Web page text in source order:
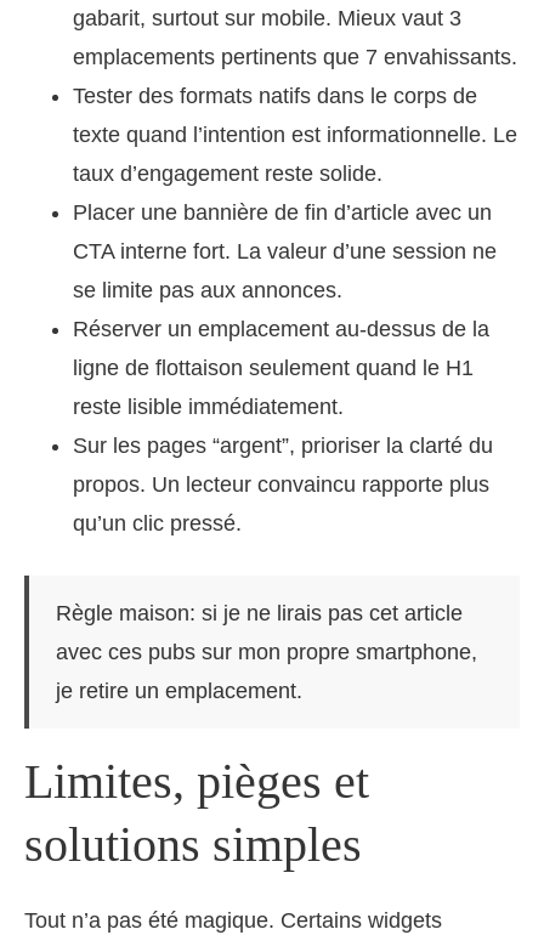
gabarit, surtout sur mobile. Mieux vaut 3
emplacements pertinents que 7 envahissants.
Tester des formats natifs dans le corps de
texte quand l’intention est informationnelle. Le
taux d’engagement reste solide.
Placer une bannière de fin d’article avec un
CTA interne fort. La valeur d’une session ne
se limite pas aux annonces.
Réserver un emplacement au-dessus de la
ligne de flottaison seulement quand le H1
reste lisible immédiatement.
Sur les pages “argent”, prioriser la clarté du
propos. Un lecteur convaincu rapporte plus
qu’un clic pressé.
Règle maison: si je ne lirais pas cet article
avec ces pubs sur mon propre smartphone,
je retire un emplacement.
Limites, pièges et
solutions simples
Tout n’a pas été magique. Certains widgets